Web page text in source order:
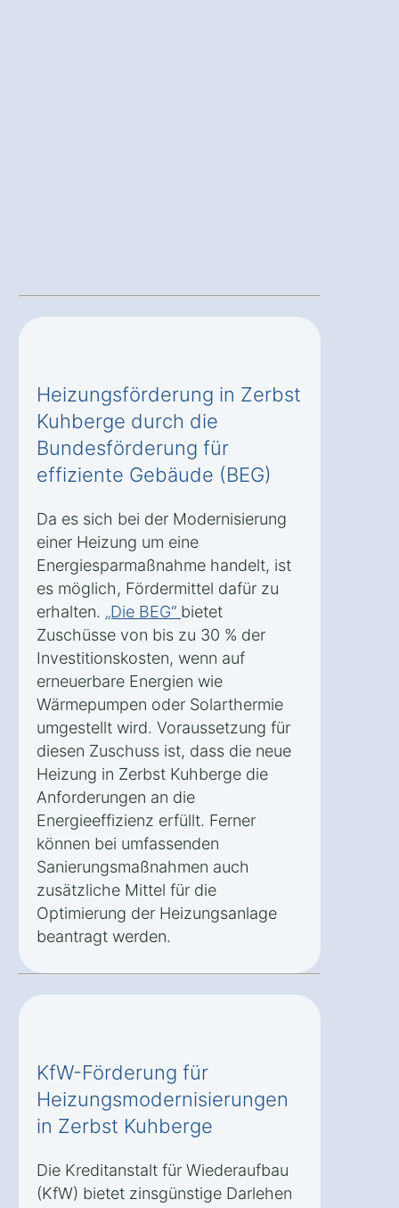
Heizungsförderung in Zerbst
Kuhberge durch die
Bundesförderung für
effiziente Gebäude (BEG)
Da es sich bei der Modernisierung
einer Heizung um eine
Energiesparmaßnahme handelt, ist
es möglich, Fördermittel dafür zu
erhalten. „Die BEG“ bietet
Zuschüsse von bis zu 30 % der
Investitionskosten, wenn auf
erneuerbare Energien wie
Wärmepumpen oder Solarthermie
umgestellt wird. Voraussetzung für
diesen Zuschuss ist, dass die neue
Heizung in Zerbst Kuhberge die
Anforderungen an die
Energieeffizienz erfüllt. Ferner
können bei umfassenden
Sanierungsmaßnahmen auch
zusätzliche Mittel für die
Optimierung der Heizungsanlage
beantragt werden.
KfW-Förderung für
Heizungsmodernisierungen
in Zerbst Kuhberge
Die Kreditanstalt für Wiederaufbau
(KfW) bietet zinsgünstige Darlehen